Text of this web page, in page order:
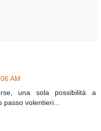
AM
una sola possibilità a
volentieri...